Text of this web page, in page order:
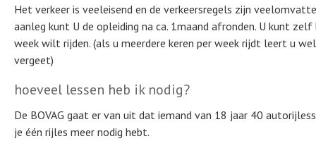
Het verkeer is veeleisend en de verkeersregels zijn
aanleg kunt U de opleiding na ca. 1maand afronden. U kunt
week wilt rijden. (als u meerdere keren per week rijdt leert u
vergeet)
hoeveel lessen heb ik nodig?
De BOVAG gaat er van uit dat iemand van 18 jaar 40
je één rijles meer nodig hebt.